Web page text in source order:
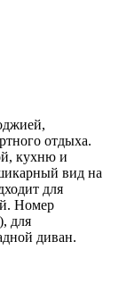
отдыха.
кухню и
вид на
для
Номер
для
диван.